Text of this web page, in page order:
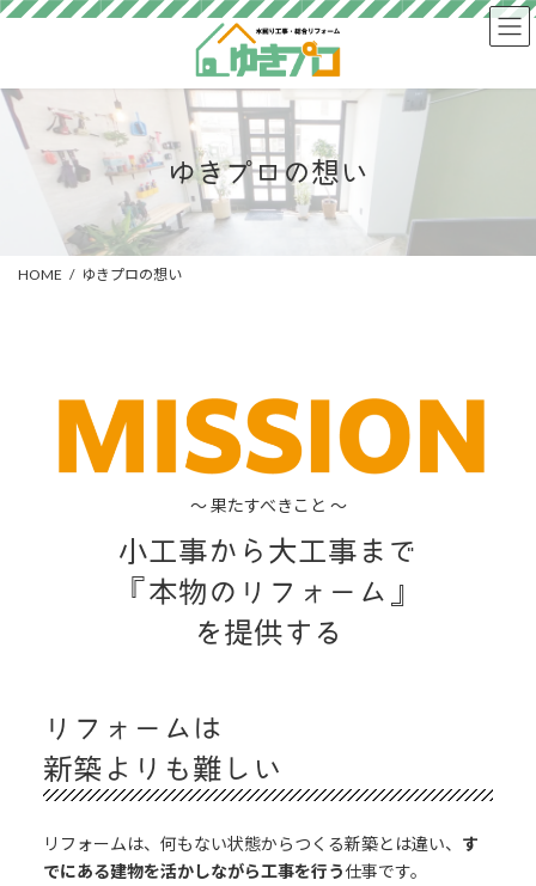
コ
ツ
へ
ナ
シ
ョ
ゆきプロの想い
HOME ゆきプロの想い
～ 果たすべきこと ～
小工事から大工事まで
『本物のリフォーム』
を提供する
リフォームは
新築よりも難しい
リフォームは、何もない状態からつくる新築とは違い、 す
でにある建物を活かしながら工事を行う仕事です。